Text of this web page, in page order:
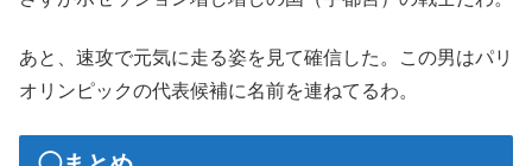
あと、速攻で元気に走る姿を見て確信した。この男はパリ
オリンピックの代表候補に名前を連ねてるわ。